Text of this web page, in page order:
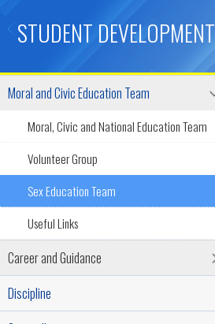
STUDENT DEVELOPMENT
Moral and Civic Education Team
Moral, Civic and National Education Team
Volunteer Group
Sex Education Team
Useful Links
Career and Guidance
Discipline